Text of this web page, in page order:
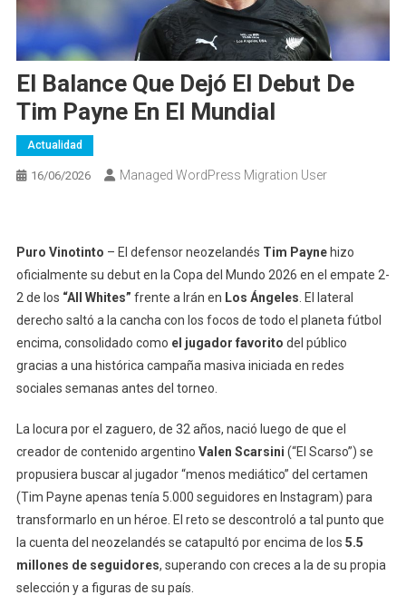
El Balance Que Dejó El Debut De
Tim Payne En El Mundial
Actualidad
16/06/2026 Managed WordPress Migration User
Puro Vinotinto – El defensor neozelandés Tim Payne hizo
oficialmente su debut en la Copa del Mundo 2026 en el empate 2-
2 de los “All Whites” frente a Irán en Los Ángeles . El lateral
derecho saltó a la cancha con los focos de todo el planeta fútbol
encima, consolidado como el jugador favorito del público
gracias a una histórica campaña masiva iniciada en redes
sociales semanas antes del torneo.
La locura por el zaguero, de 32 años, nació luego de que el
creador de contenido argentino Valen Scarsini (“El Scarso”) se
propusiera buscar al jugador “menos mediático” del certamen
(Tim Payne apenas tenía 5.000 seguidores en Instagram) para
transformarlo en un héroe. El reto se descontroló a tal punto que
la cuenta del neozelandés se catapultó por encima de los 5.5
millones de seguidores, superando con creces a la de su propia
selección y a figuras de su país.